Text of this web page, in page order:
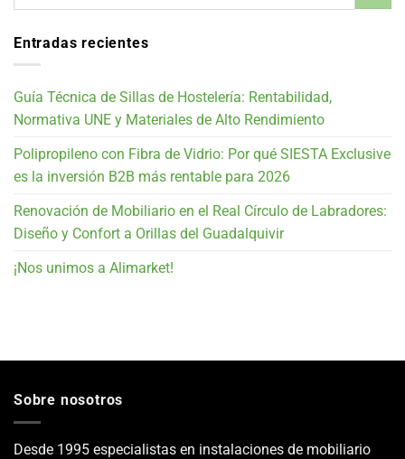
Entradas recientes
Guía Técnica de Sillas de Hostelería: Rentabilidad,
Normativa UNE y Materiales de Alto Rendimiento
Polipropileno con Fibra de Vidrio: Por qué SIESTA Exclusive
es la inversión B2B más rentable para 2026
Renovación de Mobiliario en el Real Círculo de Labradores:
Diseño y Confort a Orillas del Guadalquivir
¡Nos unimos a Alimarket!
Sobre nosotros
Desde 1995 especialistas en instalaciones de mobiliario